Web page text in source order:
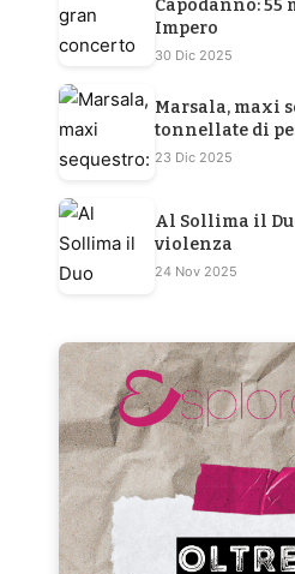
Capodanno: 55
Impero
30 Dic 2025
Marsala, maxi
tonnellate di
23 Dic 2025
Al Sollima il
violenza
24 Nov 2025